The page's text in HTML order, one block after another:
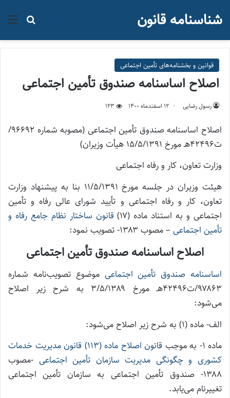
جستجو شناسنامه قانون
قوانین و بخشنامه‌های تأمین اجتماعی
اصلاح اساسنامه صندوق تأمین اجتماعی
رسول رضایی ۱۲ اسفند‌ماه ۱۴۰۰ 123
اصلاح اساسنامه صندوق تأمین اجتماعی (مصوبه شماره ۹۶۶۹۲/
ت۴۲۴۹۶هـ مورخ ۱۵/۵/۱۳۹۱ هيأت وزيران)
وزارت تعاون، کار و رفاه اجتماعی
هیئت وزیران در جلسه مورخ ۱۱/۵/۱۳۹۱ بنا به پیشنهاد وزارت
تعاون، کار و رفاه اجتماعی و تأیید شورای عالی رفاه و تأمین
اجتماعی و به استناد ماده (۱۷)
قانون ساختار نظام جامع رفاه و
تأمین اجتماعی – مصوب ۱۳۸۳- تصویب نمود:
اصلاح اساسنامه صندوق تأمین اجتماعی
اساسنامه صندوق تأمین اجتماعی موضوع تصویب‌نامه شماره
۹۷۸۶۳/ت۴۲۴۹۶هـ مورخ ۳/۵/۱۳۸۹ به شرح زیر اصلاح
می‌شود:
الف- ماده (۱) به شرح زیر اصلاح می‌شود:
ماده ۱- به موجب
قانون اصلاح ماده (۱۱۳) قانون مدیریت خدمات
کشوری و چگونگی مدیریت سازمان تأمین اجتماعی -مصوب
۱۳۸۸- صندوق تأمین اجتماعی به سازمان تأمین اجتماعی
تغییرنام می‌یابد.